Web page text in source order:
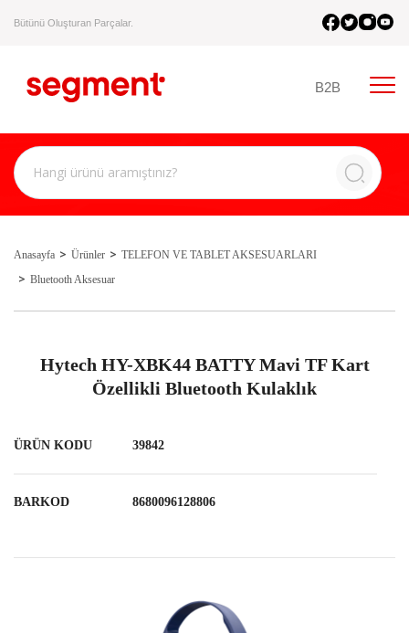
Bütünü Oluşturan Parçalar.
B2B
Anasayfa Ürünler
TELEFON VE TABLET AKSESUARLARI
Bluetooth Aksesuar
Hytech HY-XBK44 BATTY Mavi TF Kart
Özellikli Bluetooth Kulaklık
ÜRÜN KODU 39842
BARKOD 8680096128806